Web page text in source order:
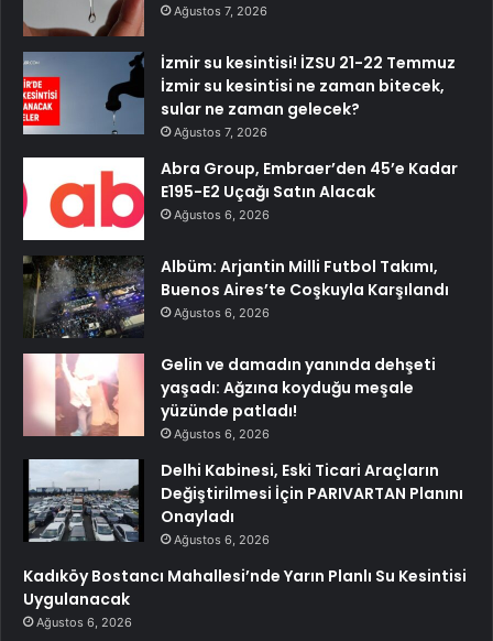
Ağustos 7, 2026
İzmir su kesintisi! İZSU 21-22 Temmuz
İzmir su kesintisi ne zaman bitecek,
sular ne zaman gelecek?
Ağustos 7, 2026
Abra Group, Embraer’den 45’e Kadar
E195-E2 Uçağı Satın Alacak
Ağustos 6, 2026
Albüm: Arjantin Milli Futbol Takımı,
Buenos Aires’te Coşkuyla Karşılandı
Ağustos 6, 2026
Gelin ve damadın yanında dehşeti
yaşadı: Ağzına koyduğu meşale
yüzünde patladı!
Ağustos 6, 2026
Delhi Kabinesi, Eski Ticari Araçların
Değiştirilmesi İçin PARIVARTAN Planını
Onayladı
Ağustos 6, 2026
Kadıköy Bostancı Mahallesi’nde Yarın Planlı Su Kesintisi
Uygulanacak
Ağustos 6, 2026